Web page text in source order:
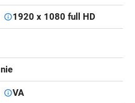
1920 x 1080 full HD
nie
VA